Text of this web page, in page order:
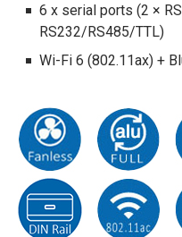
6 x serial ports (2 ×
RS232/RS485/TTL)
Wi-Fi 6 (802.11ax) +